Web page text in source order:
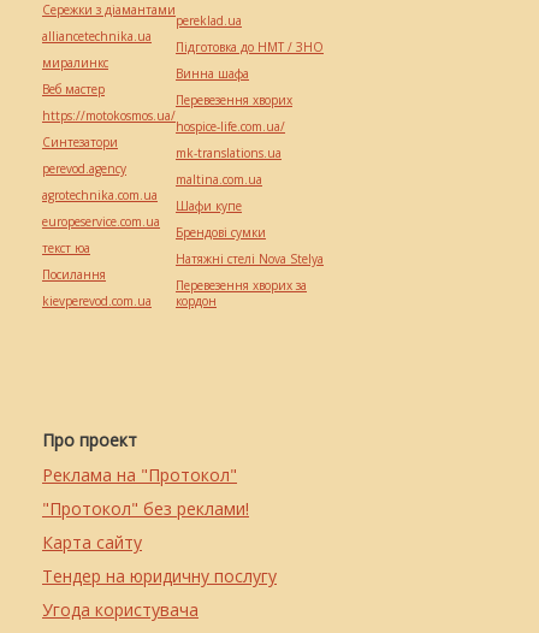
Про проект
Реклама на "Протокол"
"Протокол" без реклами!
Карта сайту
Тендер на юридичну послугу
Угода користувача
Сережки з діамантами
alliancetechnika.ua
миралинкс
Веб мастер
https://motokosmos.ua/
Синтезатори
perevod.agency
agrotechnika.com.ua
europeservice.com.ua
текст юа
Посилання
kievperevod.com.ua
pereklad.ua
Підготовка до НМТ / ЗНО
Винна шафа
Перевезення хворих
hospice-life.com.ua/
mk-translations.ua
maltina.com.ua
Шафи купе
Брендові сумки
Натяжні стелі Nova Stelya
Перевезення хворих за
кордон